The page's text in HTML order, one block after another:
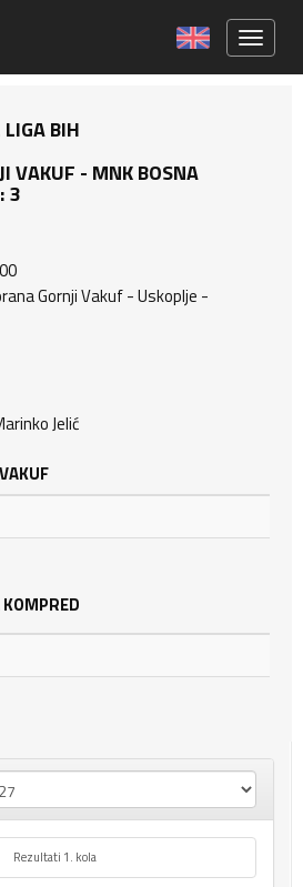
BIH
VAKUF - MNK BOSNA
3
Gornji Vakuf - Uskoplje -
Jelić
Rezultati 1. kola